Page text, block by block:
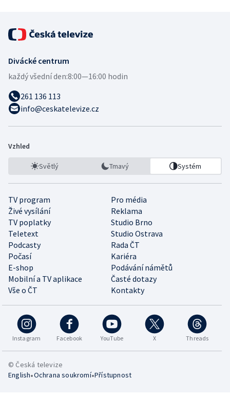
Divácké centrum
každý všední den:8:00—16:00 hodin
261 136 113
info@ceskatelevize.cz
Vzhled
Světlý Tmavý Systém
TV program
Pro média
Živé vysílání
Reklama
TV poplatky
Studio Brno
Teletext
Studio Ostrava
Podcasty
Rada ČT
Počasí
Kariéra
E-shop
Podávání námětů
Mobilní a TV aplikace
Časté dotazy
Vše o ČT
Kontakty
Instagram Facebook YouTube X Threads
© Česká televize
English•Ochrana soukromí•Přístupnost